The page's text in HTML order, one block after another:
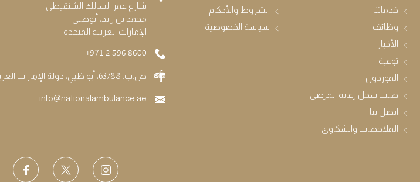
خدماتنا
وظائف
الأخبار
توعية
الموردون
طلب سجل رعاية المرضى
اتصل بنا
الملاحظات والشكاوى
الشروط والأحكام
سياسة الخصوصية
شارع عمر السالك الشنقيطي
محمد بن زايد، أبوظبي
الإمارات العربية المتحدة
+971 2 596 8600
ص.ب: 63788، أبو ظبي، دولة الإمارات العربية المتحدة
info@nationalambulance.ae